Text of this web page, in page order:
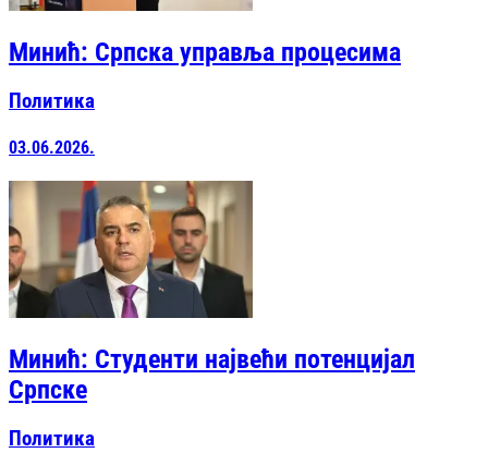
Минић: Српска управља процесима
Политика
03.06.2026.
Минић: Студенти највећи потенцијал
Српске
Политика